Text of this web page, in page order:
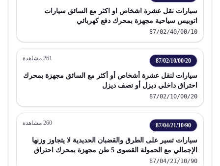
سيارات نقل عشرة اشخاص او اكثر مع السائق سيارات
اتوبيس سياحية مجهزة بمحرك دفع كهربائي
87/02/40/00/10
87/02/10/00/20
261 مشاهدة
سيارات لنقل عشرة أشخاص أو أكثر مع السائق مجهزة بمحرك
احتراق داخلي ديزل أو نصف ديزل
87/02/10/00/20
87/04/21/10/90
260 مشاهدة
سيارات تسير على الطرق والقضبان الحديدية لا يتجاوز وزنها
الإجمالي مع الحمولة القصوى 5 طن مجهزة بمحرك احتراق
داخلي ذو مكابس يتم الإشعال فيها بالضغط ديزل أو نصف ديزل
87/04/21/10/90